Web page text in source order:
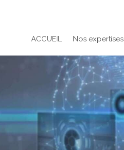
ACCUEIL Nos expertises